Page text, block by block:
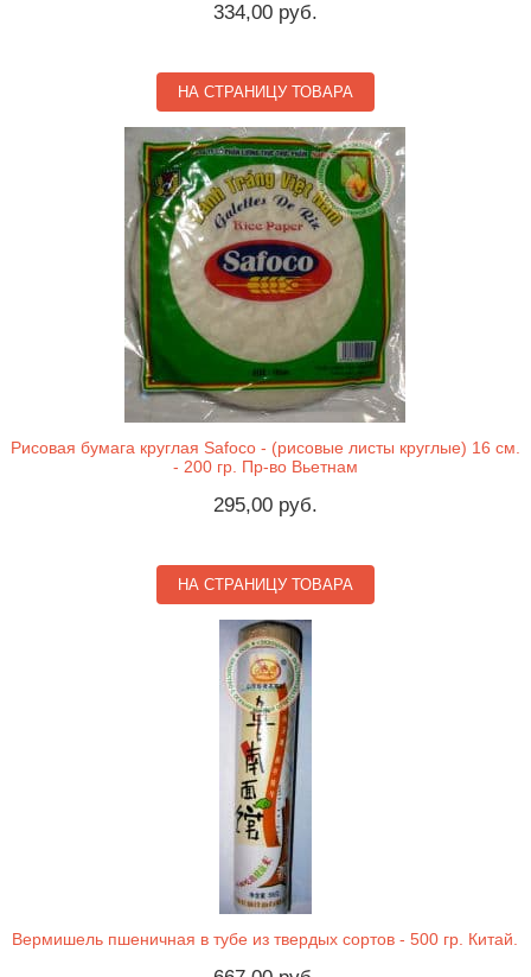
334,00 руб.
НА СТРАНИЦУ ТОВАРА
Рисовая бумага круглая Safoco - (рисовые листы круглые) 16 см.
- 200 гр. Пр-во Вьетнам
295,00 руб.
НА СТРАНИЦУ ТОВАРА
Вермишель пшеничная в тубе из твердых сортов - 500 гр. Китай.